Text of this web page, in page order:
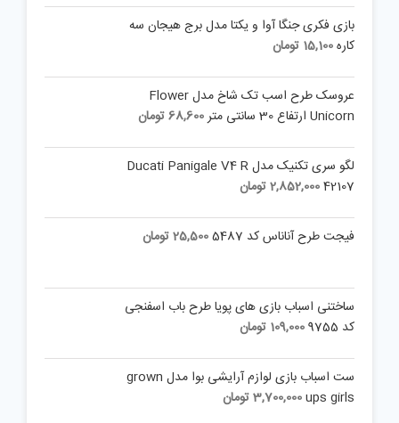
بازی فکری جنگا آوا و یکتا مدل برج هیجان سه
کاره15,100 تومان
عروسک طرح اسب تک شاخ مدل Flower
Unicorn ارتفاع 30 سانتی متر
68,600تومان
لگو سری تکنیک مدل Ducati Panigale V4 R
42107
2,852,000تومان
فیجت طرح آناناس کد 5487 25,500تومان
ساختنی اسباب بازی های پویا طرح باب اسفنجی
کد 9755
109,000 تومان
ست اسباب بازی لوازم آرایشی بوا مدل grown
ups girls
3,700,000تومان